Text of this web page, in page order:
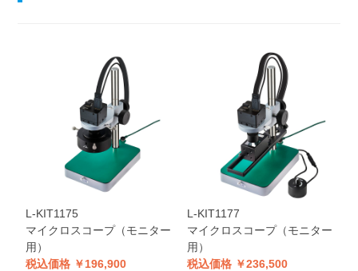
L-KIT1175
マイクロスコープ（モニター
用）
税込価格 ￥196,900
L-KIT1177
マイクロスコープ（モニター
用）
税込価格 ￥236,500